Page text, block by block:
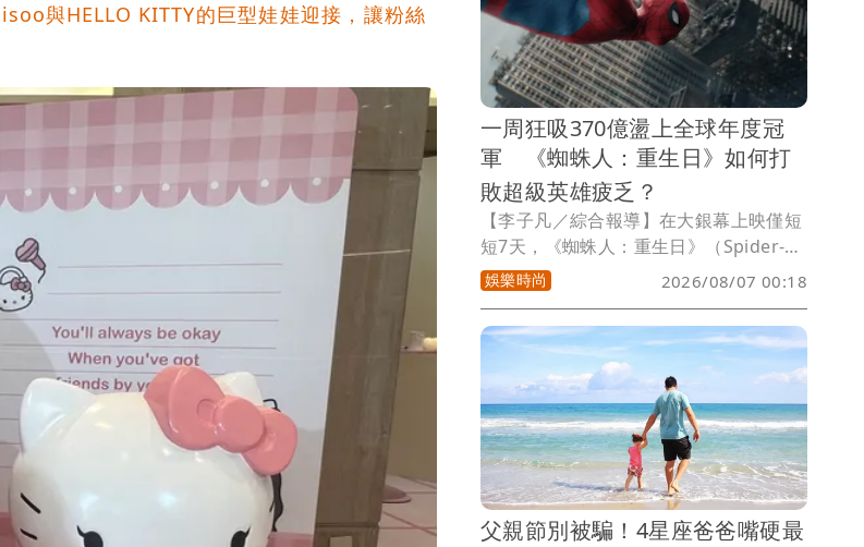
與HELLO KITTY的巨型娃娃迎接，讓粉絲
一周狂吸370億盪上全球年度冠
軍 《蜘蛛人：重生日》如何打
敗超級英雄疲乏？
【李子凡／綜合報導】在大銀幕上映僅短
短7天，《蜘蛛人：重生日》（Spider-
Man: Brand New Day）便超越《玩具總
動員5》，以11.55億美元(約371億元台
幣)全球票房登上今年年度冠軍，也替近
年陷入低潮的超級英雄電影市場注入一劑
強心針。
娛樂時尚 2026/08/07 00:18
父親節別被騙！4星座爸爸嘴硬最